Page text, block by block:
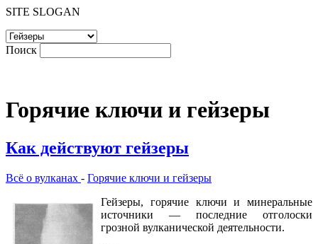
SITE SLOGAN
Поиск
Горячие ключи и гейзеры
Как действуют гейзеры
Всё о вулканах - Горячие ключи и гейзеры
Гейзеры, горячие ключи и минеральные
источники — последние отголоски
грозной вулканической деятельности.